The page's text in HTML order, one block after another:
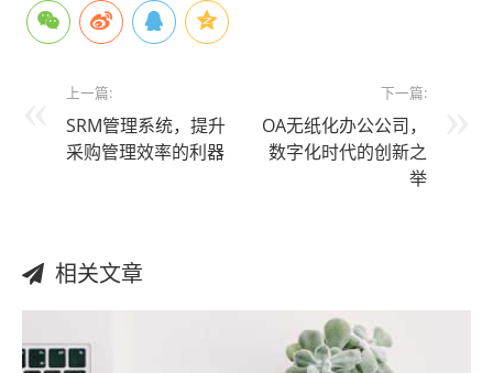
上一篇:
SRM管理系统，提升
采购管理效率的利器
下一篇:
OA无纸化办公公司，
数字化时代的创新之
举
相关文章